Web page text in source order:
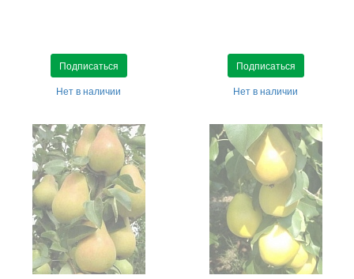
Подписаться
Нет в наличии
Подписаться
Нет в наличии